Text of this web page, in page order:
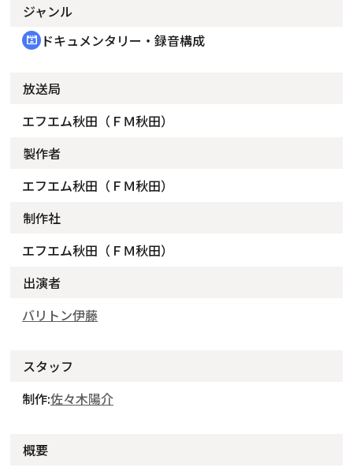
ジャンル
cinematic_blur ドキュメンタリー・録音構成
放送局
エフエム秋田（ＦＭ秋田）
製作者
エフエム秋田（ＦＭ秋田）
制作社
エフエム秋田（ＦＭ秋田）
出演者
バリトン伊藤
スタッフ
制作:佐々木陽介
概要